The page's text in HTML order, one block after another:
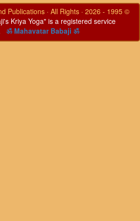
and Publications · All Rights
Kriya Yoga" is a registered service
ॐ Mahavatar Babaji ॐ